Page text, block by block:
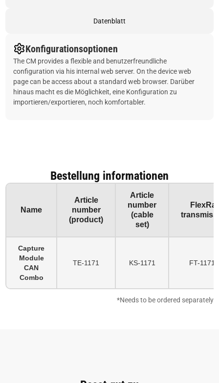
Datenblatt
Konfigurationsoptionen
The CM provides a flexible and benutzerfreundliche
configuration via his internal web server. On the device web
page can be access about a standard web browser. Darüber
hinaus macht es die Möglichkeit, eine Konfiguration zu
importieren/exportieren, noch komfortabler.
Bestellung informationen
Name
Article
number
(product)
Article
number
(cable
set)
Capture
Module
CAN
Combo
TE-1171 KS-1171 FT-1171-
*Needs to be ordered separately